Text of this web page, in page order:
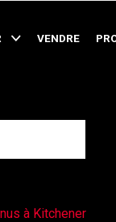
VENDRE
à Kitchener